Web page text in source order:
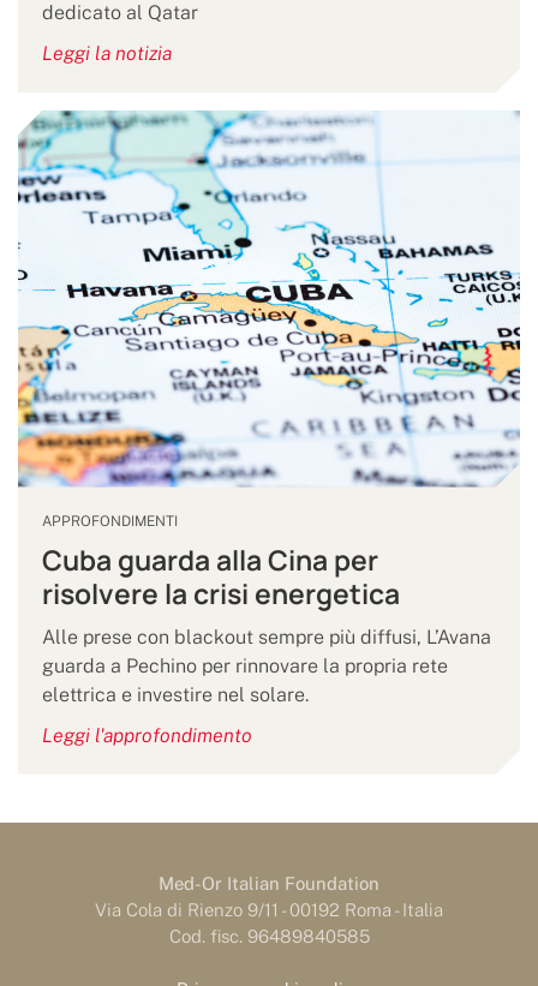
dedicato al Qatar
Leggi la notizia
APPROFONDIMENTI
Cuba guarda alla Cina per
risolvere la crisi energetica
Alle prese con blackout sempre più diffusi, L’Avana
guarda a Pechino per rinnovare la propria rete
elettrica e investire nel solare.
Leggi l'approfondimento
Med-Or Italian Foundation
Via Cola di Rienzo 9/11 - 00192 Roma - Italia
Cod. fisc. 96489840585